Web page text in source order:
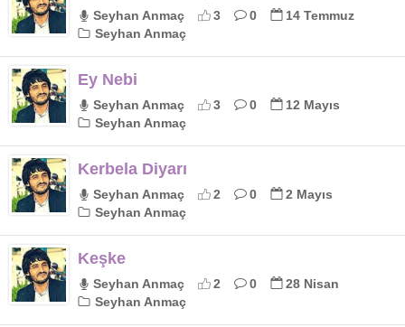
Seyhan Anmaç 3 0
14 Temmuz
Seyhan Anmaç
Ey Nebi
Seyhan Anmaç 3 0
12 Mayıs
Seyhan Anmaç
Kerbela Diyarı
Seyhan Anmaç 2 0
2 Mayıs
Seyhan Anmaç
Keşke
Seyhan Anmaç 2 0
28 Nisan
Seyhan Anmaç